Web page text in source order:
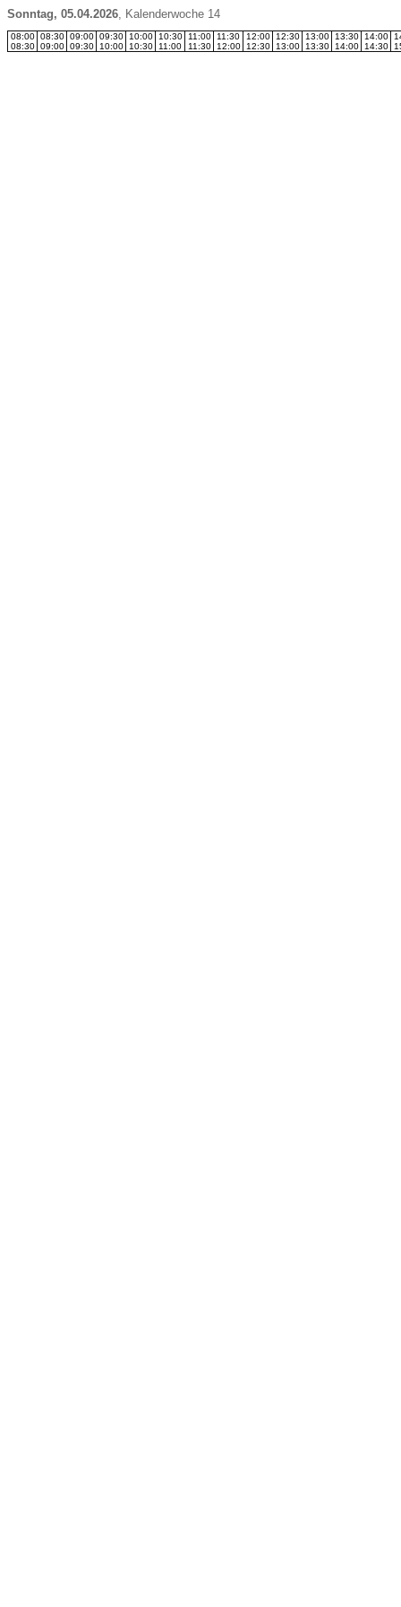
Sonntag, 05.04.2026, Kalenderwoche 14
08:00
08:30
08:30
09:00
09:00
09:30
09:30
10:00
10:00
10:30
10:30
11:00
11:00
11:30
11:30
12:00
12:00
12:30
12:30
13:00
13:00
13:30
13:30
14:00
14:00
14:30